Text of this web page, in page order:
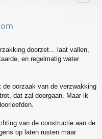
doorzet... laat vallen,
en regelmatig water
oorzaak van de verzwakking
dat zal doorgaan. Maar ik
van de constructie aan de
op laten rusten maar